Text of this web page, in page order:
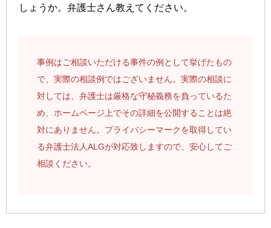
しょうか。弁護士さん教えてください。
事例はご相談いただける事件の例として挙げたもの
で、実際の相談例ではございません。実際の相談に
対しては、弁護士は厳格な守秘義務を負っているた
め、ホームページ上でその詳細を公開することは絶
対にありません。プライバシーマークを取得してい
る弁護士法人ALGが対応致しますので、安心してご
相談ください。